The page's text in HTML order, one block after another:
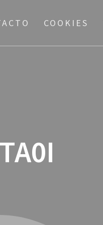
COOKIES